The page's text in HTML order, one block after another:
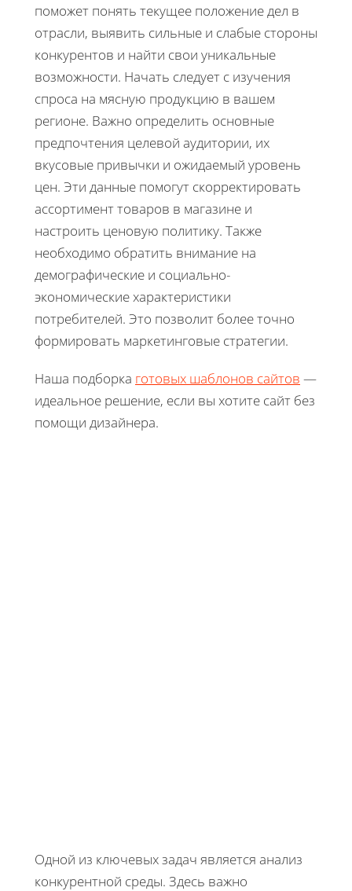
поможет понять текущее положение дел в
отрасли, выявить сильные и слабые стороны
конкурентов и найти свои уникальные
возможности. Начать следует с изучения
спроса на мясную продукцию в вашем
регионе. Важно определить основные
предпочтения целевой аудитории, их
вкусовые привычки и ожидаемый уровень
цен. Эти данные помогут скорректировать
ассортимент товаров в магазине и
настроить ценовую политику. Также
необходимо обратить внимание на
демографические и социально-
экономические характеристики
потребителей. Это позволит более точно
формировать маркетинговые стратегии.
Наша подборка готовых шаблонов сайтов —
идеальное решение, если вы хотите сайт без
помощи дизайнера.
Одной из ключевых задач является анализ
конкурентной среды. Здесь важно